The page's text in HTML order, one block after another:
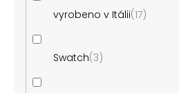
vyrobeno v Itálii 17
Swatch 3